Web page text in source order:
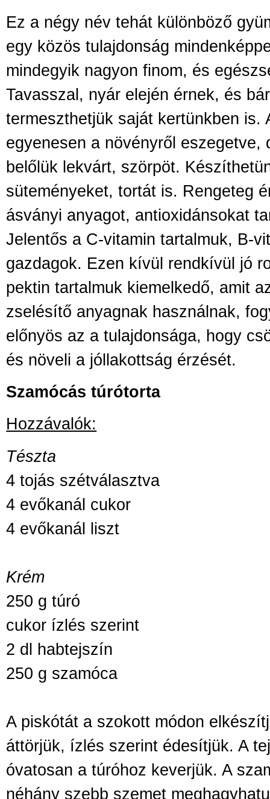
Ez a négy név tehát különböző
egy közös tulajdonság
mindegyik nagyon finom, és
Tavasszal, nyár elején érnek, és
termeszthetjük saját kertünkben is.
egyenesen a növényről eszegetve,
belőlük lekvárt, szörpöt.
süteményeket, tortát is. Rengeteg
ásványi anyagot, antioxidánsokat
Jelentős a C-vitamin tartalmuk, B-
gazdagok. Ezen kívül rendkívül jó
pektin tartalmuk kiemelkedő, amit
zselésítő anyagnak használnak,
előnyös az a tulajdonsága, hogy
és növeli a jóllakottság érzését.
Szamócás túrótorta
Hozzávalók:
Tészta
4 tojás szétválasztva
4 evőkanál cukor
4 evőkanál liszt
Krém
250 g túró
cukor ízlés szerint
2 dl habtejszín
250 g szamóca
A piskótát a szokott módon
áttörjük, ízlés szerint édesítjük. A
óvatosan a túróhoz keverjük. A
néhány szebb szemet